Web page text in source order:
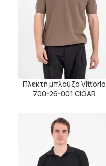
Πλεκτή μπλούζα Vittorio
700-26-001 CIGAR